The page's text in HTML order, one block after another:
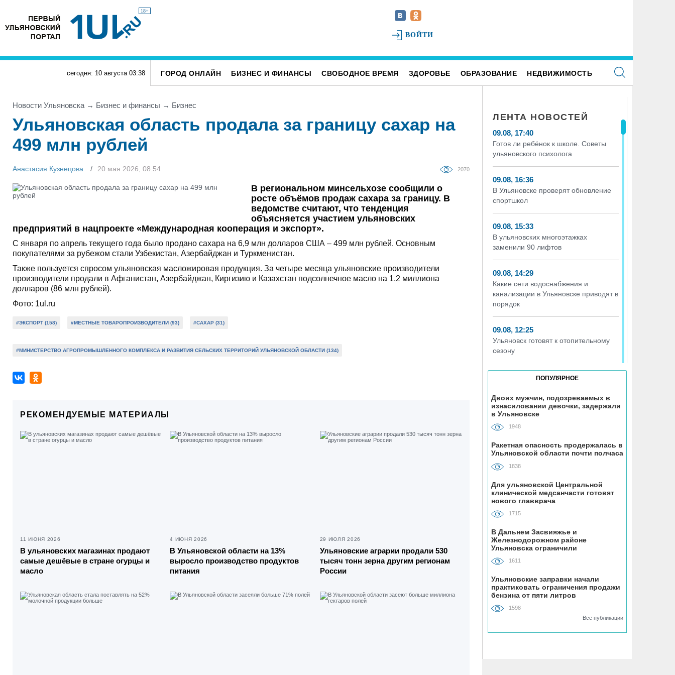
18+
ВОЙТИ
сегодня: 10 августа 03:38 ГОРОД ОНЛАЙН БИЗНЕС И ФИНАНСЫ СВОБОДНОЕ ВРЕМЯ ЗДОРОВЬЕ ОБРАЗОВАНИЕ НЕДВИЖИМОСТЬ
Новости Ульяновска → Бизнес и финансы → Бизнес
Ульяновская область продала за границу сахар на
499 млн рублей
Анастасия Кузнецова 20 мая 2026, 08:54 2070
В региональном минсельхозе сообщили о
росте объёмов продаж сахара за границу. В
ведомстве считают, что тенденция
объясняется участием ульяновских
предприятий в нацпроекте «Международная кооперация и экспорт».
С января по апрель текущего года было продано сахара на 6,9 млн долларов США – 499 млн рублей. Основным
покупателями за рубежом стали Узбекистан, Азербайджан и Туркменистан.
Также пользуется спросом ульяновская масложировая продукция. За четыре месяца ульяновские производители
производители продали в Афганистан, Азербайджан, Киргизию и Казахстан подсолнечное масло на 1,2 миллиона
долларов (86 млн рублей).
Фото: 1ul.ru
#ЭКСПОРТ (158) #МЕСТНЫЕ ТОВАРОПРОИЗВОДИТЕЛИ (93) #САХАР (31)
#МИНИСТЕРСТВО АГРОПРОМЫШЛЕННОГО КОМПЛЕКСА И РАЗВИТИЯ СЕЛЬСКИХ ТЕРРИТОРИЙ УЛЬЯНОВСКОЙ ОБЛАСТИ (134)
РЕКОМЕНДУЕМЫЕ МАТЕРИАЛЫ
11 ИЮНЯ 2026
В ульяновских магазинах продают
самые дешёвые в стране огурцы и
масло
4 ИЮНЯ 2026
В Ульяновской области на 13%
выросло производство продуктов
питания
29 ИЮЛЯ 2026
Ульяновские аграрии продали 530
тысяч тонн зерна другим регионам
России
ЛЕНТА НОВОСТЕЙ
09.08, 17:40
Готов ли ребёнок к школе. Советы
ульяновского психолога
09.08, 16:36
В Ульяновске проверят обновление
спортшкол
09.08, 15:33
В ульяновских многоэтажках
заменили 90 лифтов
09.08, 14:29
Какие сети водоснабжения и
канализации в Ульяновске приводят в
порядок
09.08, 12:25
Ульяновск готовят к отопительному
сезону
100 дворов
09.08, 10:18
жильём
09.08, 10:00
Для каждого четвёртого ульяновца
рождение ребёнка — главный
подарок в жизни
Жители из аварийных домов стали
новосёлами
Ульяновцев ждёт «час пассажира»
08.08, 15:07
В Госдуме предложили выдавать
корм и лежанки людям, забравшим
ПОПУЛЯРНОЕ
Двоих мужчин, подозреваемых в
изнасиловании девочки, задержали
в Ульяновске
1948
Ракетная опасность продержалась в
Ульяновской области почти полчаса
1838
Для ульяновской Центральной
клинической медсанчасти готовят
нового главврача
1715
В Дальнем Засвияжье и
Железнодорожном районе
Ульяновска ограничили
водоснабжение на сутки
1611
Ульяновские заправки начали
практиковать ограничения продажи
бензина от пяти литров
1598
Все публикации